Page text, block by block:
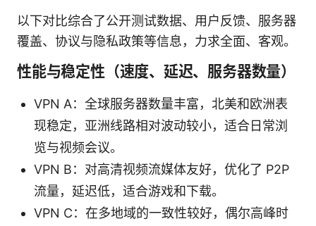
以下对比综合了公开测试数据、用户反馈、服务器
覆盖、协议与隐私政策等信息，力求全面、客观。
性能与稳定性（速度、延迟、服务器数量）
VPN A：全球服务器数量丰富，北美和欧洲表
现稳定，亚洲线路相对波动较小，适合日常浏
览与视频会议。
VPN B：对高清视频流媒体友好，优化了 P2P
流量，延迟低，适合游戏和下载。
VPN C：在多地域的一致性较好，偶尔高峰时